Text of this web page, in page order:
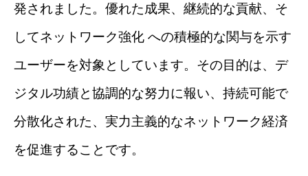
発されました。優れた成果、継続的な貢献、そ
してネットワーク強化 への積極的な関与を示す
ユーザーを対象としています。その目的は、デ
ジタル功績と協調的な努力に報い、持続可能で
分散化された、実力主義的なネットワーク経済
を促進することです。